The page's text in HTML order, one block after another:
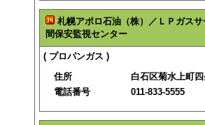
札幌アポロ石油（株）／ＬＰガス
間保安監視センター
( プロパンガス )
住所
白石区菊水上町
電話番号
011-833-5555